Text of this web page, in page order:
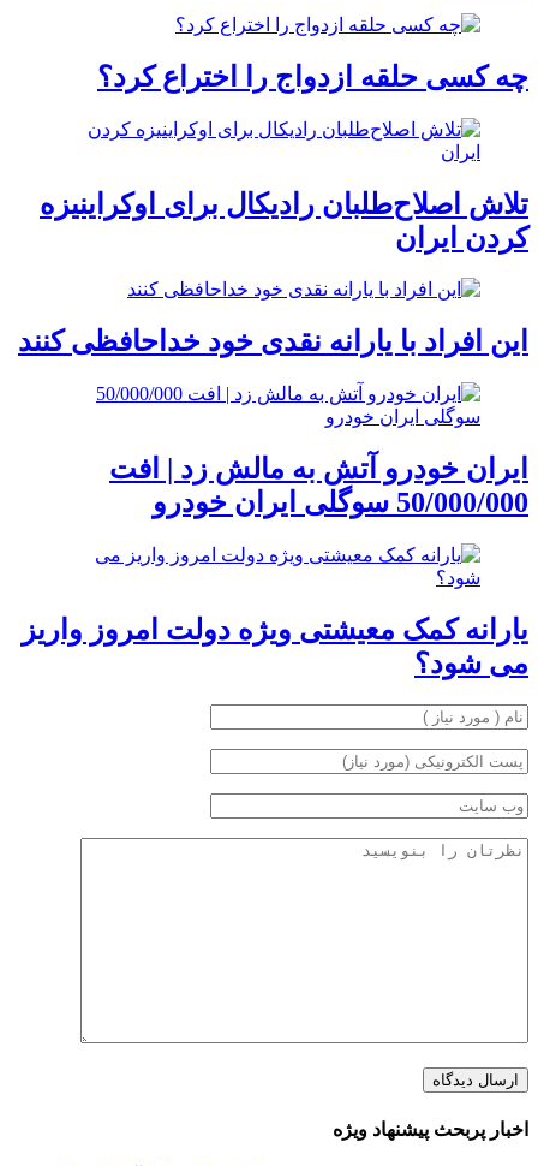
چه کسی حلقه‌ ازدواج را اختراع کرد؟
تلاش اصلاح‌طلبان رادیکال برای اوکراینیزه
کردن ایران
این افراد با یارانه نقدی خود خداحافظی کنند
ایران خودرو آتش به مالش زد | افت
50/000/000 سوگلی ایران خودرو
یارانه کمک معیشتی ویژه دولت امروز واریز
می شود؟
اخبار پربحث پیشنهاد ویژه